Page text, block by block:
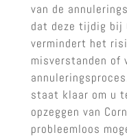
van de
dat deze tijdig bij
vermindert het
misverstanden of
staat klaar om u
opzeggen van
probleemloos